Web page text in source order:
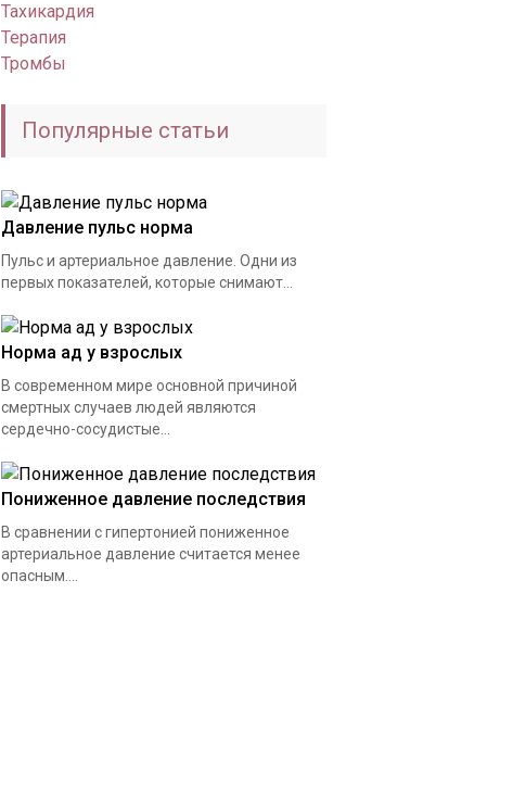
Тахикардия
Терапия
Тромбы
Популярные статьи
Давление пульс норма
Пульс и артериальное давление. Одни из
первых показателей, которые снимают...
Норма ад у взрослых
В современном мире основной причиной
смертных случаев людей являются
сердечно-сосудистые...
Пониженное давление последствия
В сравнении с гипертонией пониженное
артериальное давление считается менее
опасным....